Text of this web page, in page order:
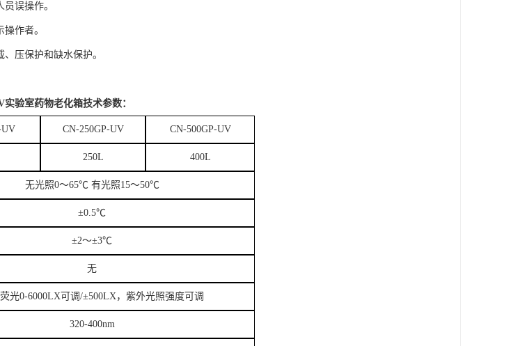
误操作。
作者。
压保护和缺水保护。
实验室药物老化箱技术参数：
UV CN-250GP-UV CN-500GP-UV
250L 400L
无光照0～65℃ 有光照15～50℃
±0.5℃
±2～±3℃
无
光0-6000LX可调/±500LX，紫外光照强度可调
320-400nm